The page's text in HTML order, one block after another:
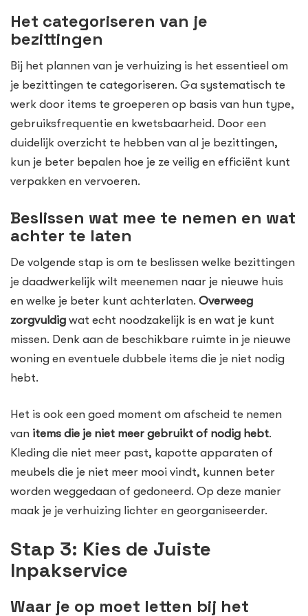
Het categoriseren van je
bezittingen
Bij het plannen van je verhuizing is het essentieel om
je bezittingen te categoriseren. Ga systematisch te
werk door items te groeperen op basis van hun type,
gebruiksfrequentie en kwetsbaarheid. Door een
duidelijk overzicht te hebben van al je bezittingen,
kun je beter bepalen hoe je ze veilig en efficiënt kunt
verpakken en vervoeren.
Beslissen wat mee te nemen en wat
achter te laten
De volgende stap is om te beslissen welke bezittingen
je daadwerkelijk wilt meenemen naar je nieuwe huis
en welke je beter kunt achterlaten. Overweeg
zorgvuldig wat echt noodzakelijk is en wat je kunt
missen. Denk aan de beschikbare ruimte in je nieuwe
woning en eventuele dubbele items die je niet nodig
hebt.
Het is ook een goed moment om afscheid te nemen
van items die je niet meer gebruikt of nodig hebt.
Kleding die niet meer past, kapotte apparaten of
meubels die je niet meer mooi vindt, kunnen beter
worden weggedaan of gedoneerd. Op deze manier
maak je je verhuizing lichter en georganiseerder.
Stap 3: Kies de Juiste
Inpakservice
Waar je op moet letten bij het